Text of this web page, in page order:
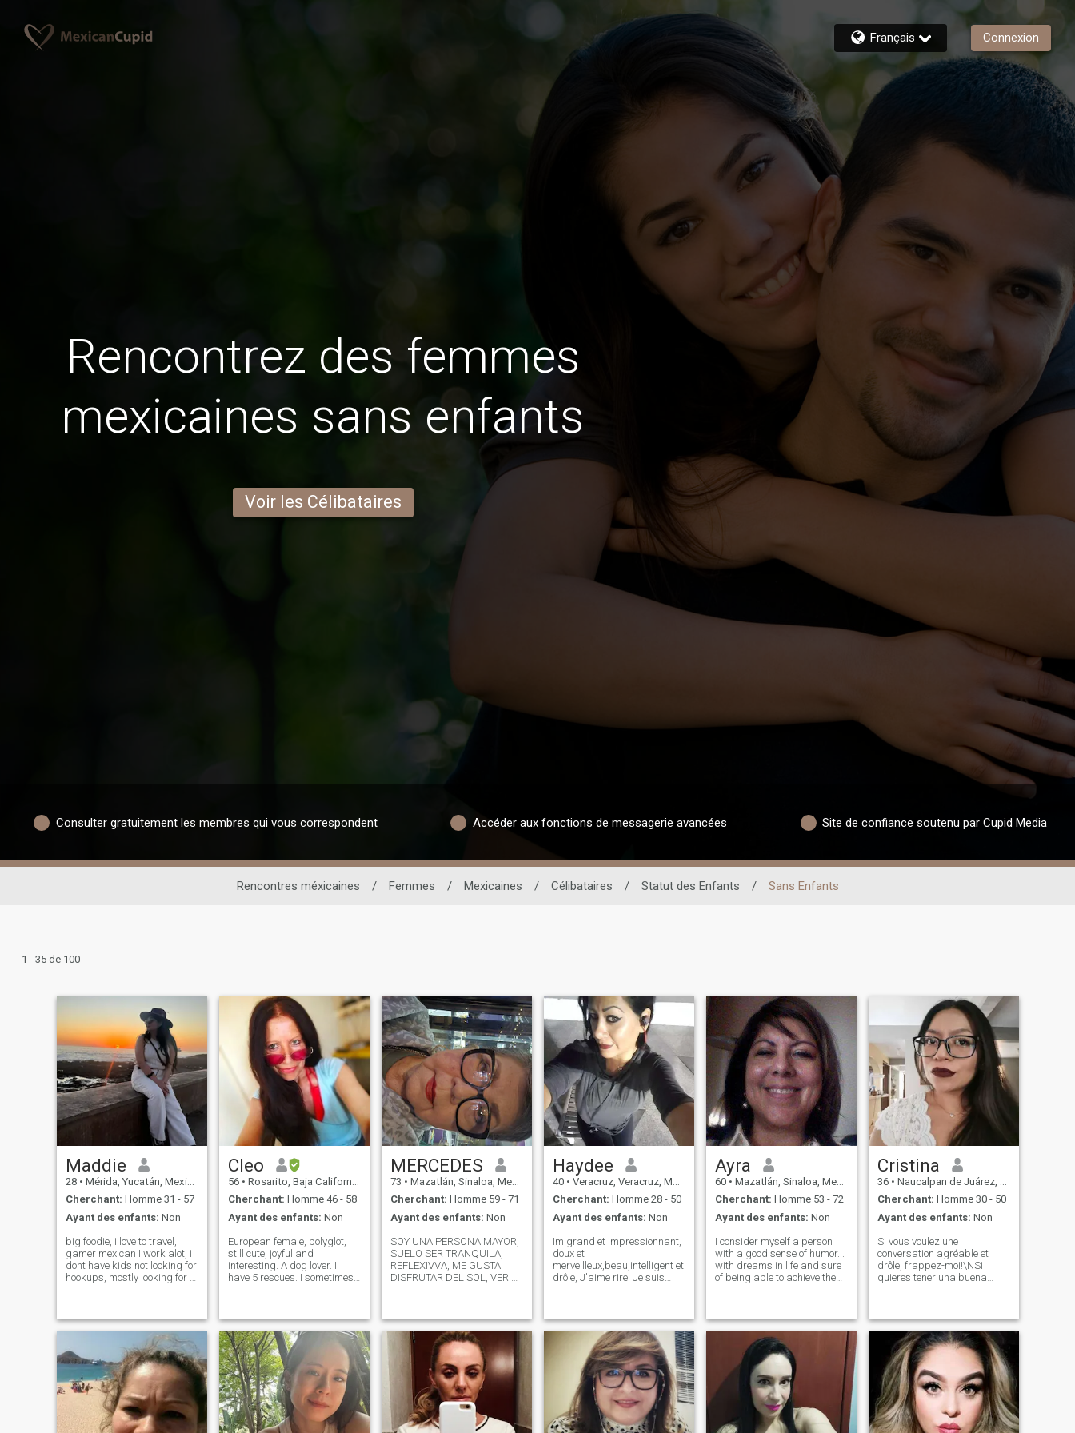
Français Connexion
Rencontrez des femmes
mexicaines sans enfants
Voir les Célibataires
Consulter gratuitement les membres qui vous correspondent Accéder aux fonctions de messagerie avancées Site de confiance soutenu par Cupid Media
Rencontres méxicaines / Femmes / Mexicaines / Célibataires / Statut des Enfants / Sans Enfants
1 - 35 de 100
Maddie
28 • Mérida, Yucatán, Mexique
Cherchant: Homme 31 - 57
Ayant des enfants: Non
big foodie, i love to travel,
gamer mexican I work alot, i
dont have kids not looking for
hookups, mostly looking for a
Rica or Japan for my next
trip fluent in english
Cleo
56 • Rosarito, Baja California, Mexique
Cherchant: Homme 46 - 58
Ayant des enfants: Non
European female, polyglot,
still cute, joyful and
interesting. A dog lover. I
have 5 rescues. I sometimes
asking an advice, an opinion,
to a man I mean. If a woman
ha
MERCEDES
73 • Mazatlán, Sinaloa, Mexique
Cherchant: Homme 59 - 71
Ayant des enfants: Non
SOY UNA PERSONA MAYOR,
SUELO SER TRANQUILA,
REFLEXIVVA, ME GUSTA
DISFRUTAR DEL SOL, VER EL
PREFERENCIA DE COMEDIA,
DRAMA, Y ROMÁNTICAS. NO
ME GUSTA MUCHO EL
RUIDO, AUNQUE3 NO ME
MOLESTA ESTA
Haydee
40 • Veracruz, Veracruz, Mexique
Cherchant: Homme 28 - 50
Ayant des enfants: Non
Im grand et impressionnant,
doux et
merveilleux,beau,intelligent et
drôle, J'aime rire. Je suis
chiens. J'ai un grand sens
de l'humour ( parfois
sarcatic), et bien sûr j'ai mes
mauvais moments ( comme
tout le monde je suppose)
J'avais l'habitude de faire le
Krav Maga et fitness( je l'ai
fait pour un an et demi) et
probablement en janvier j'ai
Ayra
60 • Mazatlán, Sinaloa, Mexique
Cherchant: Homme 53 - 72
Ayant des enfants: Non
I consider myself a person
with a good sense of humor...
with dreams in life and sure
of being able to achieve them.
appreciate good wines,
culture and true frie
Cristina
36 • Naucalpan de Juárez, México, Mexique
Cherchant: Homme 30 - 50
Ayant des enfants: Non
Si vous voulez une
conversation agréable et
drôle, frappez-moi!\NSi
quieres tener una buena
Combinaison mortelle. \"
J'ajouterais de l'intelligence!
\N\NAND Yess ! C'est moi :)
donc je cherche la même
chose...